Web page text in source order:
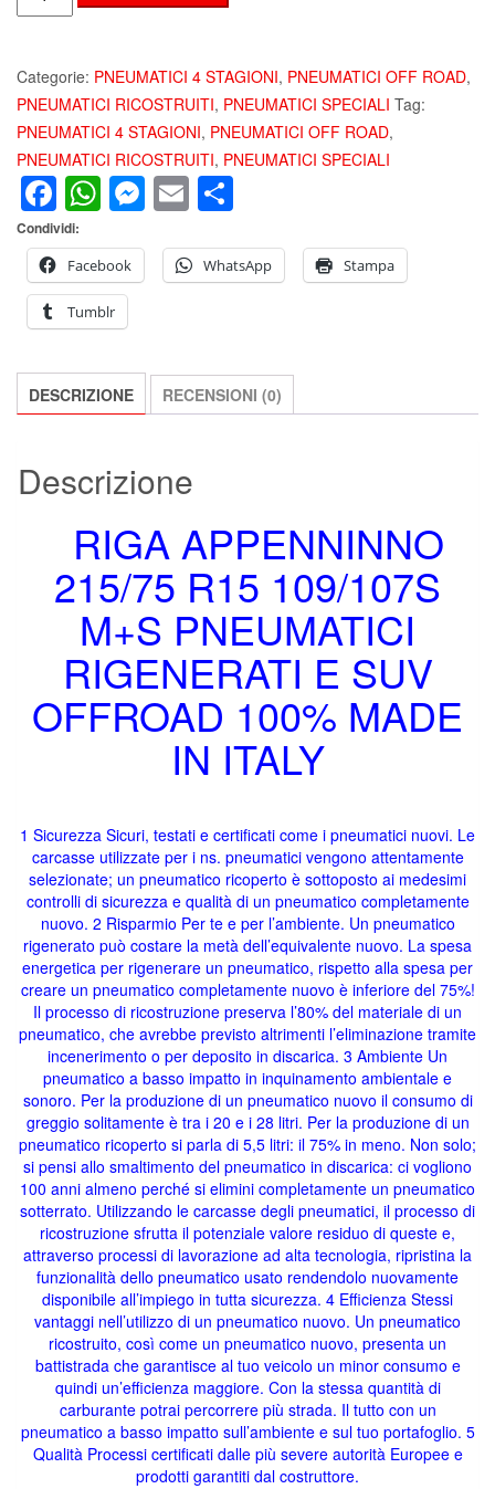
APPENNINNO
R15
109/107S
M+S
PNEUMATICI
RIGENERATI
E
SUV
OFFROAD
100%
MADE
ITALY
quantità
Categorie: PNEUMATICI 4 STAGIONI, PNEUMATICI OFF ROAD,
PNEUMATICI RICOSTRUITI, PNEUMATICI SPECIALI Tag:
PNEUMATICI 4 STAGIONI, PNEUMATICI OFF ROAD,
PNEUMATICI RICOSTRUITI, PNEUMATICI SPECIALI
Facebook
WhatsApp
Messenger
Email
Condividi:
Facebook
WhatsApp Stampa
Tumblr
DESCRIZIONE RECENSIONI (0)
Descrizione
RIGA APPENNINNO
215/75 R15 109/107S
M+S PNEUMATICI
RIGENERATI E SUV
OFFROAD 100% MADE
IN ITALY
1 Sicurezza Sicuri, testati e certificati come i pneumatici nuovi. Le
carcasse utilizzate per i ns. pneumatici vengono attentamente
selezionate; un pneumatico ricoperto è sottoposto ai medesimi
controlli di sicurezza e qualità di un pneumatico completamente
nuovo. 2 Risparmio Per te e per l’ambiente. Un pneumatico
rigenerato può costare la metà dell’equivalente nuovo. La spesa
energetica per rigenerare un pneumatico, rispetto alla spesa per
creare un pneumatico completamente nuovo è inferiore del 75%!
Il processo di ricostruzione preserva l’80% del materiale di un
pneumatico, che avrebbe previsto altrimenti l’eliminazione tramite
incenerimento o per deposito in discarica. 3 Ambiente Un
pneumatico a basso impatto in inquinamento ambientale e
sonoro. Per la produzione di un pneumatico nuovo il consumo di
greggio solitamente è tra i 20 e i 28 litri. Per la produzione di un
pneumatico ricoperto si parla di 5,5 litri: il 75% in meno. Non solo;
si pensi allo smaltimento del pneumatico in discarica: ci vogliono
100 anni almeno perché si elimini completamente un pneumatico
sotterrato. Utilizzando le carcasse degli pneumatici, il processo di
ricostruzione sfrutta il potenziale valore residuo di queste e,
attraverso processi di lavorazione ad alta tecnologia, ripristina la
funzionalità dello pneumatico usato rendendolo nuovamente
disponibile all’impiego in tutta sicurezza. 4 Efficienza Stessi
vantaggi nell’utilizzo di un pneumatico nuovo. Un pneumatico
ricostruito, così come un pneumatico nuovo, presenta un
battistrada che garantisce al tuo veicolo un minor consumo e
quindi un’efficienza maggiore. Con la stessa quantità di
carburante potrai percorrere più strada. Il tutto con un
pneumatico a basso impatto sull’ambiente e sul tuo portafoglio. 5
Qualità Processi certificati dalle più severe autorità Europee e
prodotti garantiti dal costruttore.